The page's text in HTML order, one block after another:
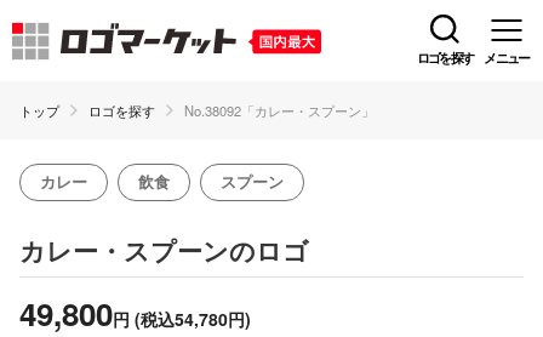
ロゴを探す メニュー
トップ ロゴを探す No.38092「カレー・スプーン」
カレー 飲食 スプーン
カレー・スプーンのロゴ
49,800円 (税込54,780円)